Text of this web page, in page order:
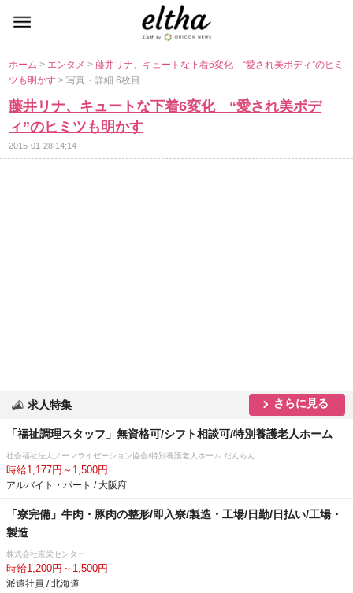
ホーム> エンタメ>藤井リナ、キュートな下着6変化 “愛され美ボディ”のヒミ
ツも明かす> 写真・詳細 6枚目
藤井リナ、キュートな下着6変化 “愛され美ボデ
ィ”のヒミツも明かす
2015-01-28 14:14
求人特集 さらに見る
「福祉調理スタッフ」無資格可/シフト相談可/特別養護老人ホーム
社会福祉法人ノーマライゼーション協会/特別養護老人ホーム だんらん
時給1,177円～1,500円
アルバイト・パート / 大阪府
「寮完備」牛肉・豚肉の整形/即入寮/製造・工場/日勤/日払い/工場・
製造
株式会社京栄センター
時給1,200円～1,500円
派遣社員 / 北海道